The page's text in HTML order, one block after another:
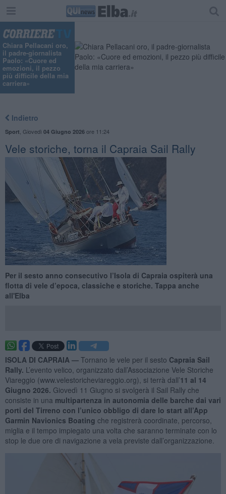
Chiara Pellacani oro,
il padre-giornalista
Paolo: «Cuore ed
emozioni, il pezzo
più difficile della mia
carriera»
Indietro
Sport Giovedì 04 Giugno 2026ore 11:24
Vele storiche, torna il Capraia Sail Rally
Per il sesto anno consecutivo l’Isola di Capraia ospiterà una
flotta di vele d’epoca, classiche e storiche. Tappa anche
all'Elba
ISOLA DI CAPRAIA — Tornano le vele per il sesto Capraia Sail
Rally. L’evento velico, organizzato dall’Associazione Vele Storiche
Viareggio (www.velestoricheviareggio.org), si terrà dall’11 al 14
Giugno 2026. Giovedì 11 Giugno si svolgerà il Sail Rally che
consiste in una multipartenza in autonomia delle barche dai vari
porti del Tirreno con l’unico obbligo di dare lo start all’App
Garmin Navionics Boating che registrerà coordinate, percorso,
miglia e il tempo impiegato una volta che saranno terminate con lo
stop le due ore di navigazione a vela previste dall’organizzazione.